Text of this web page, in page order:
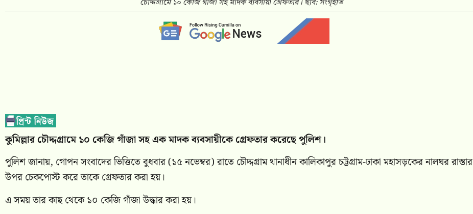
চৌদ্দগ্রামে ১০ কেজি গাঁজা সহ মাদক ব্যবসায়ী গ্রেফতার। ছবি: সংগৃহীত
কুমিল্লার চৌদ্দগ্রামে ১০ কেজি গাঁজা সহ এক মাদক ব্যবসায়ীকে গ্রেফতার করেছে পুলিশ।
পুলিশ জানায়, গোপন সংবাদের ভিত্তিতে বুধবার (১৫ নভেম্বর) রাতে চৌদ্দগ্রাম থানাধীন কালিকাপুর চট্টগ্রাম-ঢাকা মহাসড়কের নালঘর রাস্তার
উপর চেকপোস্ট করে তাকে গ্রেফতার করা হয়।
এ সময় তার কাছ থেকে ১০ কেজি গাঁজা উদ্ধার করা হয়।